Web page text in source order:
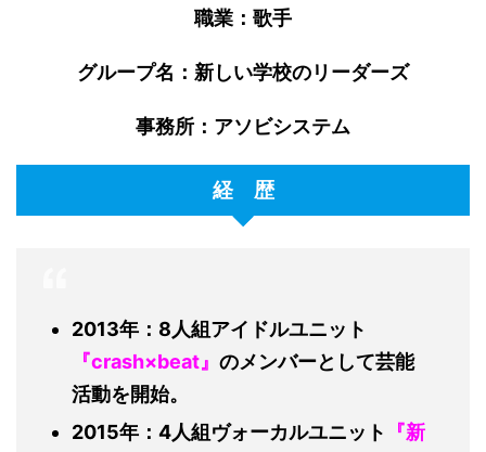
職業：歌手
グループ名：新しい学校のリーダーズ
事務所：アソビシステム
経 歴
2013年：8人組アイドルユニット
『crash×beat』 のメンバーとして芸能
活動を開始。
2015年：4人組ヴォーカルユニット
『新